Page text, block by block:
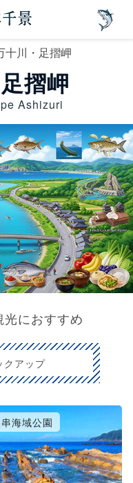
十川・足摺岬
摺岬
Ashizuri
におすすめ
クアップ
海域公園